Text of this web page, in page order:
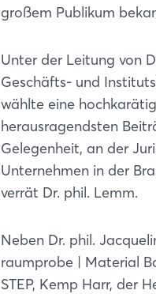
großem Publikum
Unter der Leitung von
Geschäfts- und
wählte eine
herausragendsten
Gelegenheit, an der
Unternehmen in der
verrät Dr. phil. Lemm.
Neben Dr. phil.
raumprobe | Material
STEP, Kemp Harr, der